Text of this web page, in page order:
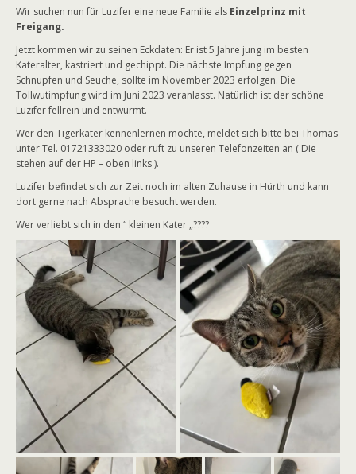
Wir suchen nun für Luzifer eine neue Familie als Einzelprinz mit
Freigang.
Jetzt kommen wir zu seinen Eckdaten: Er ist 5 Jahre jung im besten
Kateralter, kastriert und gechippt. Die nächste Impfung gegen
Schnupfen und Seuche, sollte im November 2023 erfolgen. Die
Tollwutimpfung wird im Juni 2023 veranlasst. Natürlich ist der schöne
Luzifer fellrein und entwurmt.
Wer den Tigerkater kennenlernen möchte, meldet sich bitte bei Thomas
unter Tel. 01721333020 oder ruft zu unseren Telefonzeiten an ( Die
stehen auf der HP – oben links ).
Luzifer befindet sich zur Zeit noch im alten Zuhause in Hürth und kann
dort gerne nach Absprache besucht werden.
Wer verliebt sich in den “ kleinen Kater „????